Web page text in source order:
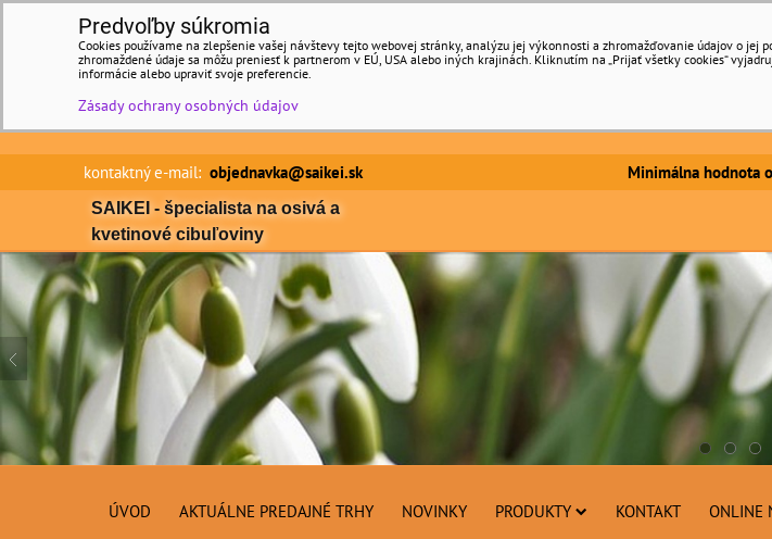
kontaktný e-mail: objednavka@saikei.sk Minimálna hodnota
SAIKEI - špecialista na osivá a
kvetinové cibuľoviny
ÚVOD AKTUÁLNE PREDAJNÉ TRHY NOVINKY PRODUKTY KONTAKT ONLINE
Predvoľby súkromia
Cookies používame na zlepšenie vašej návštevy tejto webovej stránky, analýzu jej výkonnosti a zhromažďovanie údajov o jej
zhromaždené údaje sa môžu preniesť k partnerom v EÚ, USA alebo iných krajinách. Kliknutím na „Prijať všetky cookies“
informácie alebo upraviť svoje preferencie.
Zásady ochrany osobných údajov